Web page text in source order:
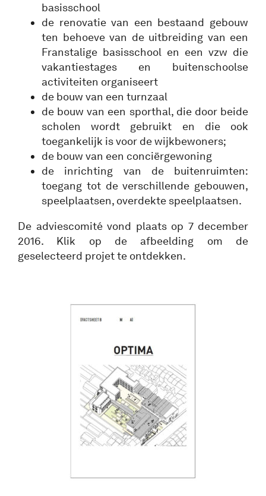
basisschool
de renovatie van een bestaand gebouw
ten behoeve van de uitbreiding van een
Franstalige basisschool en een vzw die
vakantiestages en buitenschoolse
activiteiten organiseert
de bouw van een turnzaal
de bouw van een sporthal, die door beide
scholen wordt gebruikt en die ook
toegankelijk is voor de wijkbewoners;
de bouw van een conciërgewoning
de inrichting van de buitenruimten:
toegang tot de verschillende gebouwen,
speelplaatsen, overdekte speelplaatsen.
De adviescomité vond plaats op 7 december
2016. Klik op de afbeelding om de
geselecteerd projet te ontdekken.